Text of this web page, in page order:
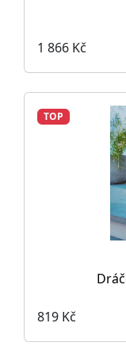
1 866 Kč
TOP
819 Kč